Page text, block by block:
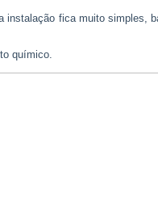
fica muito simples,
químico.